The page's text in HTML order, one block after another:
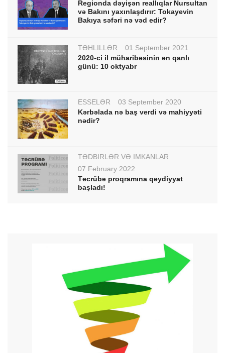
Regionda dəyişən reallıqlar Nursultan
və Bakını yaxınlaşdırır: Tokayevin
Bakıya səfəri nə vəd edir?
TƏHLİLLƏR
01 September 2021
2020-ci il müharibəsinin ən qanlı
günü: 10 oktyabr
ESSELƏR
03 September 2020
Kərbəlada nə baş verdi və mahiyyəti
nədir?
TƏDBİRLƏR VƏ İMKANLAR
07 February 2022
Təcrübə proqramına qeydiyyat
başladı!